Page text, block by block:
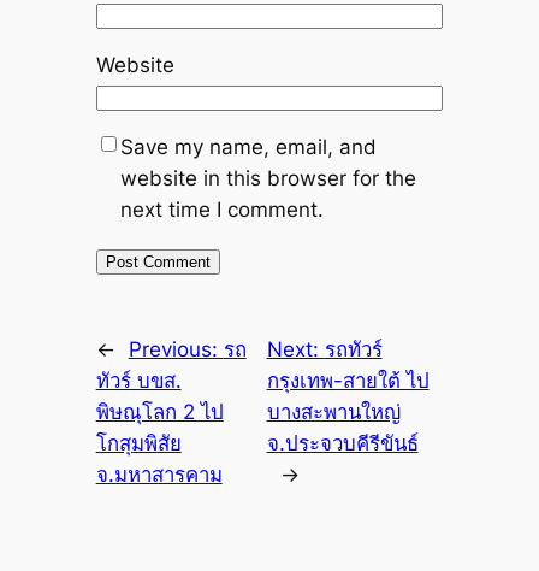
Website
Save my name, email, and
website in this browser for the
next time I comment.
← Previous: รถ
ทัวร์ บขส.
พิษณุโลก 2 ไป
โกสุมพิสัย
จ.มหาสารคาม
Next: รถทัวร์
กรุงเทพ-สายใต้ ไป
บางสะพานใหญ่
จ.ประจวบคีรีขันธ์
→